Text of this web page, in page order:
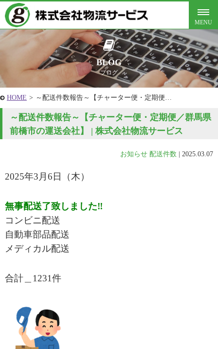
BLOG
ブログ
HOME > ～配送件数報告～【チャーター便・定期便…
～配送件数報告～【チャーター便・定期便／群馬県
前橋市の運送会社】 | 株式会社物流サービス
お知らせ 配送件数 2025.03.07
2025年3 月6 日 （木）
無事配送了致しました‼
コンビニ配送
自動車部品配送
メディカル配送
合計＿1231件